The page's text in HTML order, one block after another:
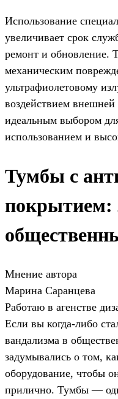
Использование
увеличивает срок
ремонт и обновление.
механическим
ультрафиолетовому
воздействием внешней
идеальным выбором
использованием и
Тумбы с
покрытием:
Мнение автора
Марина Саранцева
Работаю в агенстве
Если вы когда-либо
вандализма в
задумывались о том,
оборудование, чтобы
прилично. Тумбы —